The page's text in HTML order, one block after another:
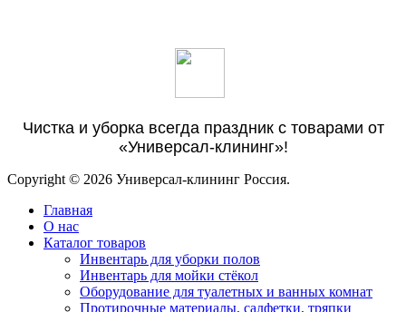
Чистка и уборка всегда праздник с товарами от
«Универсал-клининг»!
Copyright © 2026 Универсал-клининг Россия.
Главная
О нас
Каталог товаров
Инвентарь для уборки полов
Инвентарь для мойки стёкол
Оборудование для туалетных и ванных комнат
Протирочные материалы, салфетки, тряпки